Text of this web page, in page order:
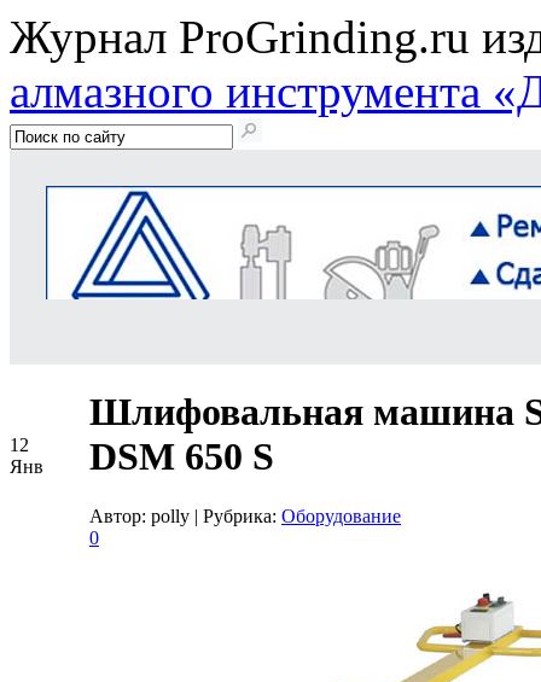
Журнал ProGrinding.ru
алмазного инструмента
12
Янв
Шлифовальная машина
DSM 650 S
Автор: polly | Рубрика: Оборудование
0